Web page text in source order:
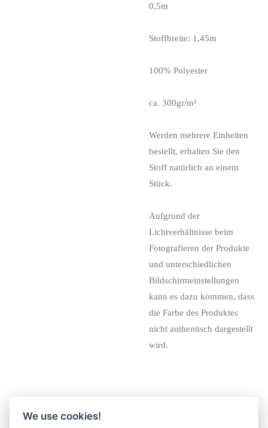
0,5m
Stoffbreite: 1,45m
100% Polyester
ca. 300gr/m²
Werden mehrere Einheiten
bestellt, erhalten Sie den
Stoff natürlich an einem
Stück.
Aufgrund der
Lichtverhältnisse beim
Fotografieren der Produkte
und unterschiedlichen
Bildschirmeinstellungen
kann es dazu kommen, dass
die Farbe des Produktes
nicht authentisch dargestellt
wird.
We use cookies!